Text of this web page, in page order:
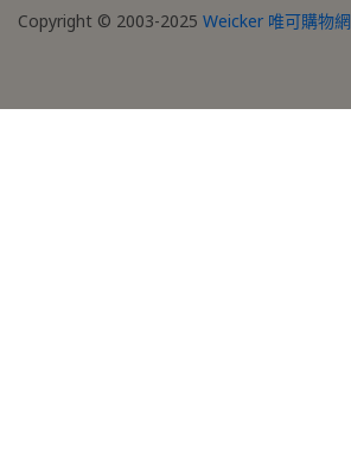
Copyright © 2003-2025 Weicker 唯可購物網